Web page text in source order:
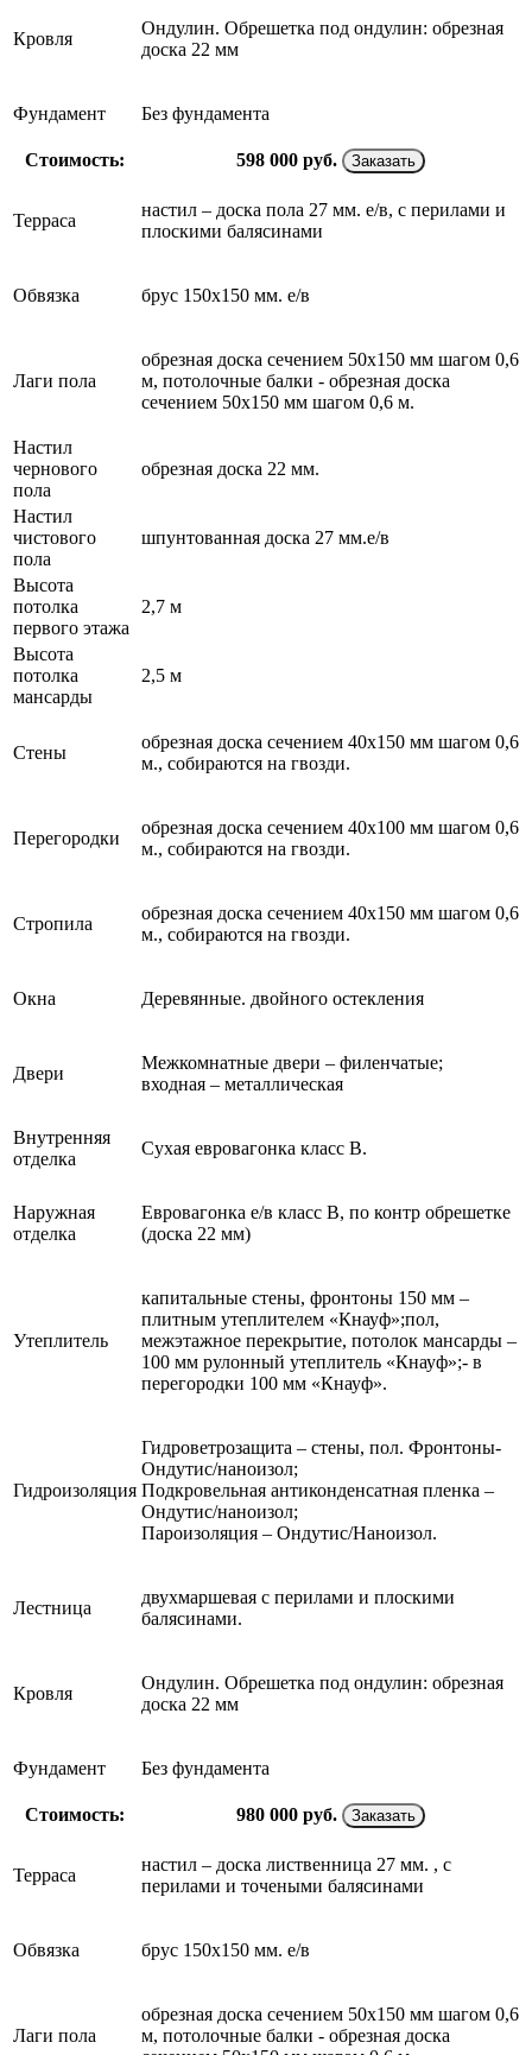
Кровля
Ондулин. Обрешетка под ондулин: обрезная
доска 22 мм
Фундамент Без фундамента
Стоимость: 598 000руб. Заказать
Терраса
настил – доска пола 27 мм. е/в, с перилами и
плоскими балясинами
Обвязка брус 150х150 мм. е/в
Лаги пола
обрезная доска сечением 50х150 мм шагом 0,6
м, потолочные балки - обрезная доска
сечением 50х150 мм шагом 0,6 м.
Настил
чернового
пола
обрезная доска 22 мм.
Настил
чистового
пола
шпунтованная доска 27 мм.е/в
Высота
потолка
первого этажа
2,7 м
Высота
потолка
мансарды
2,5 м
Стены
обрезная доска сечением 40х150 мм шагом 0,6
м., собираются на гвозди.
Перегородки
обрезная доска сечением 40х100 мм шагом 0,6
м., собираются на гвозди.
Стропила
обрезная доска сечением 40х150 мм шагом 0,6
м., собираются на гвозди.
Окна Деревянные. двойного остекления
Двери
Межкомнатные двери – филенчатые;
входная – металлическая
Внутренняя
отделка
Сухая евровагонка класс В.
Наружная
отделка
Евровагонка е/в класс В, по контр обрешетке
(доска 22 мм)
Утеплитель
капитальные стены, фронтоны 150 мм –
плитным утеплителем «Кнауф»;пол,
межэтажное перекрытие, потолок мансарды –
100 мм рулонный утеплитель «Кнауф»;- в
перегородки 100 мм «Кнауф».
Гидроизоляция
Гидроветрозащита – стены, пол. Фронтоны-
Ондутис/наноизол;
Подкровельная антиконденсатная пленка –
Ондутис/наноизол;
Пароизоляция – Ондутис/Наноизол.
Лестница
двухмаршевая с перилами и плоскими
балясинами.
Кровля
Ондулин. Обрешетка под ондулин: обрезная
доска 22 мм
Фундамент Без фундамента
Стоимость: 980 000руб. Заказать
Терраса
настил – доска лиственница 27 мм. , с
перилами и точеными балясинами
Обвязка брус 150х150 мм. е/в
Лаги пола
обрезная доска сечением 50х150 мм шагом 0,6
м, потолочные балки - обрезная доска